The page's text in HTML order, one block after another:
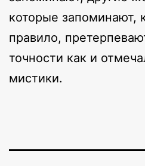
которые запоминают,
правило,
точности как и
мистики.